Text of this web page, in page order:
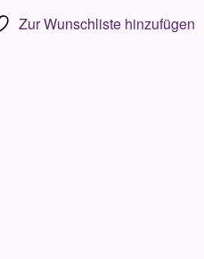
Zur Wunschliste hinzufügen